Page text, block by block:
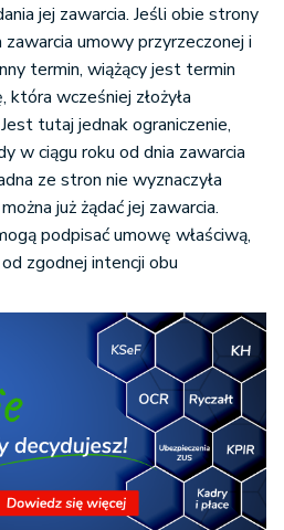
jej zawarcia. Jeśli obie strony
umowy przyrzeczonej i
termin, wiążący jest termin
wcześniej złożyła
tutaj jednak ograniczenie,
w ciągu roku od dnia zawarcia
ze stron nie wyznaczyła
już żądać jej zawarcia.
podpisać umowę właściwą,
zgodnej intencji obu